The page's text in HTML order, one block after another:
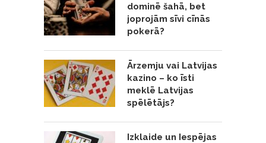
dominē šahā, bet
joprojām sīvi cīnās
pokerā?
Ārzemju vai Latvijas
kazino – ko īsti
meklē Latvijas
spēlētājs?
Izklaide un Iespējas